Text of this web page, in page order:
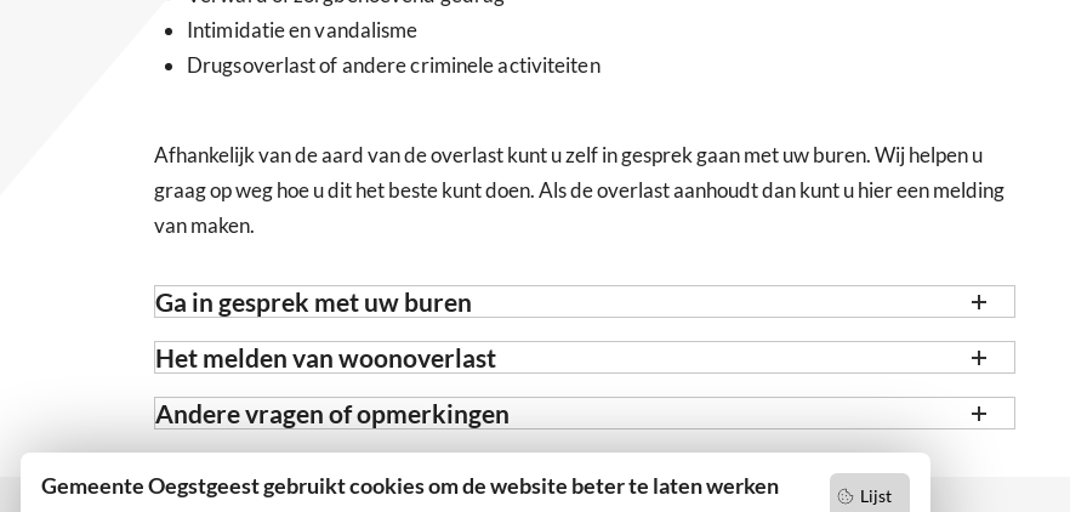
Lijst
Gemeente Oegstgeest gebruikt cookies om de website beter te laten werken
Intimidatie en vandalisme
Drugsoverlast of andere criminele activiteiten
Afhankelijk van de aard van de overlast kunt u zelf in gesprek gaan met uw buren. Wij helpen u
graag op weg hoe u dit het beste kunt doen. Als de overlast aanhoudt dan kunt u hier een melding
van maken.
Ga in gesprek met uw buren
Het melden van woonoverlast
Andere vragen of opmerkingen